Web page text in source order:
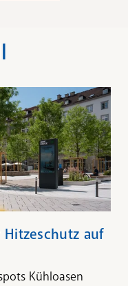
auf
Kühloasen